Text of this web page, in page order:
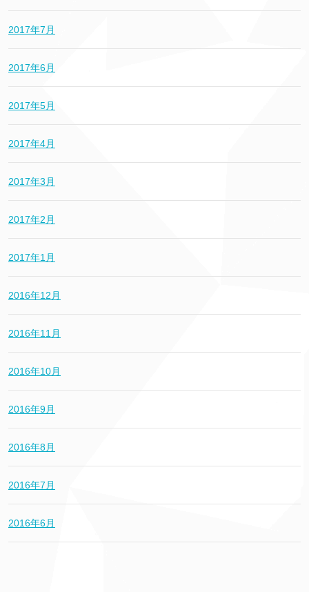
2017年7月
2017年6月
2017年5月
2017年4月
2017年3月
2017年2月
2017年1月
2016年12月
2016年11月
2016年10月
2016年9月
2016年8月
2016年7月
2016年6月